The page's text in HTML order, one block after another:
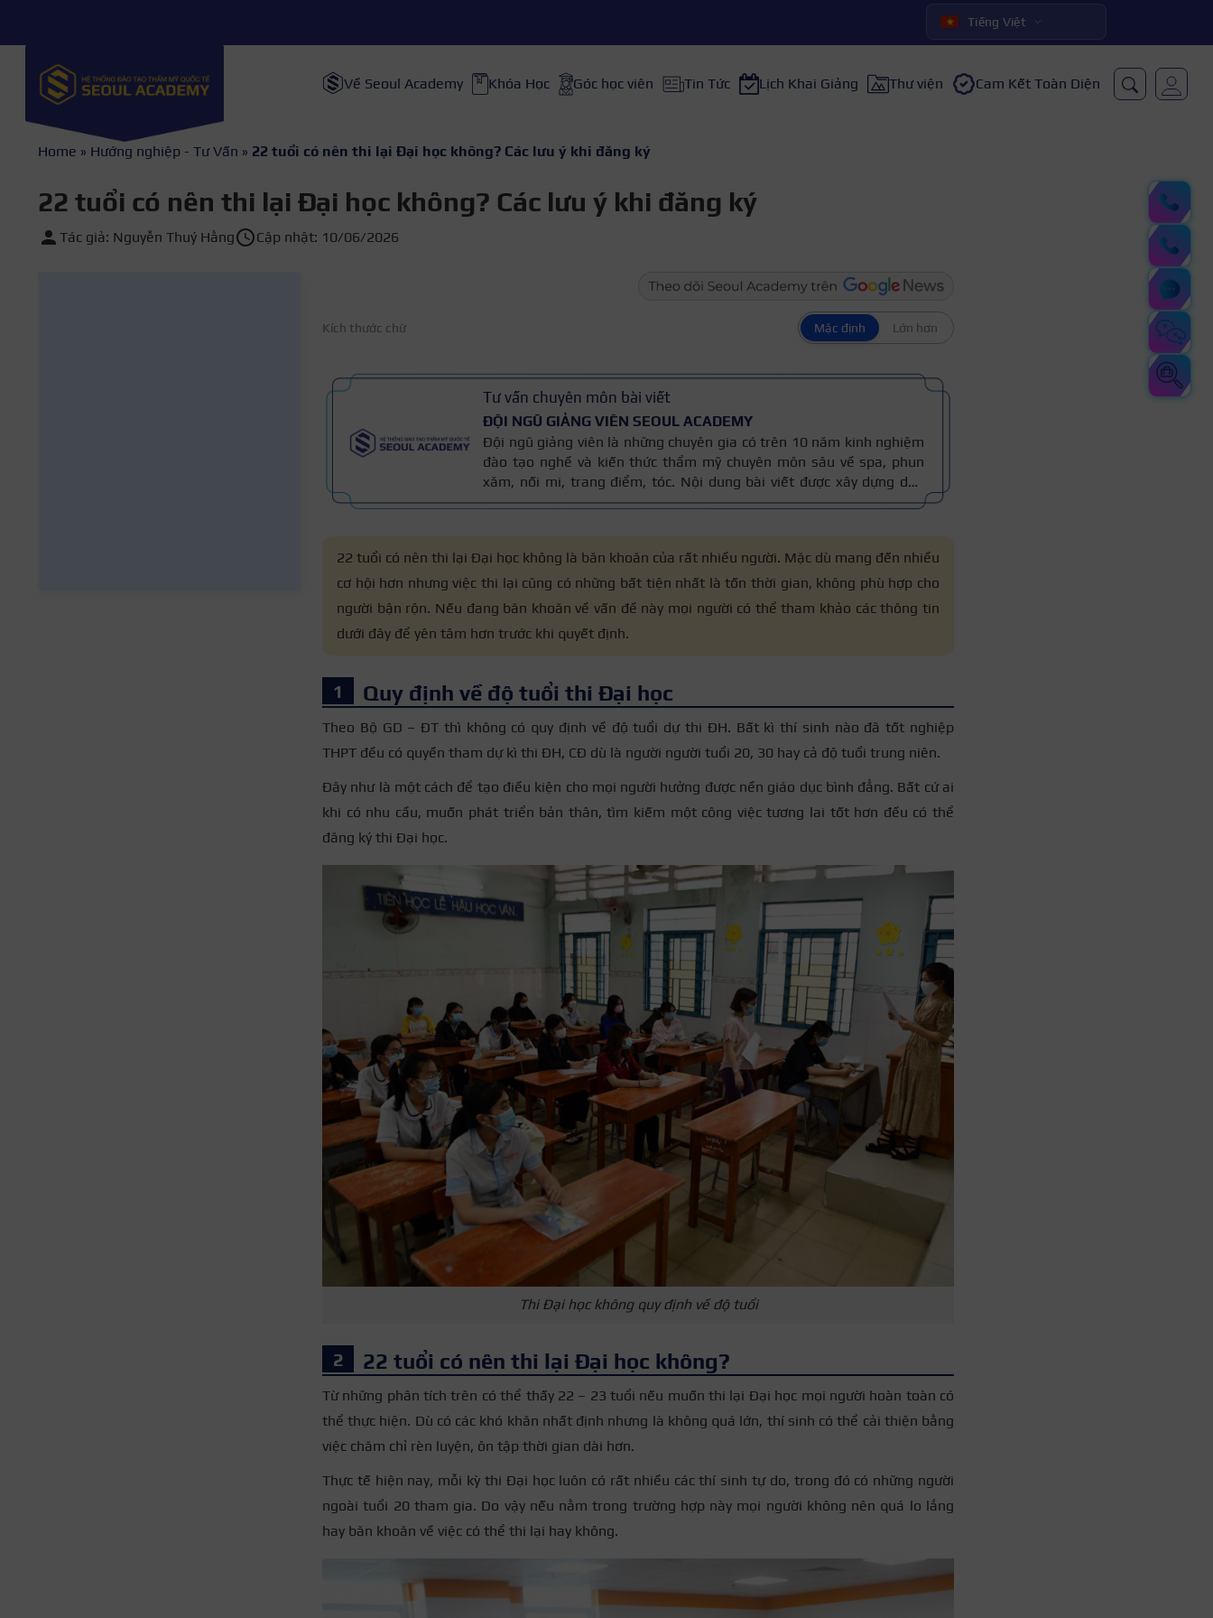
Tiếng Việt
Về Seoul Academy Khóa Học Góc học viên Tin Tức Lịch Khai Giảng Thư viện Cam Kết Toàn Diện
Home » Hướng nghiệp - Tư Vấn » 22 tuổi có nên thi lại Đại học không? Các lưu ý khi đăng ký
22 tuổi có nên thi lại Đại học không? Các lưu ý khi đăng ký
Tác giả: Nguyễn Thuý Hằng Cập nhật: 10/06/2026
Kích thước chữ Mặc định Lớn hơn
Tư vấn chuyên môn bài viết
ĐỘI NGŨ GIẢNG VIÊN SEOUL ACADEMY
Đội ngũ giảng viên là những chuyên gia có trên 10 năm kinh nghiệm
đào tạo nghề và kiến thức thẩm mỹ chuyên môn sâu về spa, phun
xăm, nối mi, trang điểm, tóc. Nội dung bài viết được xây dựng dựa
trên giáo trình đào tạo và kinh nghiệm giảng dạy thực tế, đồng thời
22 tuổi có nên thi lại Đại học không là băn khoăn của rất nhiều người. Mặc dù mang đến nhiều
cơ hội hơn nhưng việc thi lại cũng có những bất tiện nhất là tốn thời gian, không phù hợp cho
người bận rộn. Nếu đang băn khoăn về vấn đề này mọi người có thể tham khảo các thông tin
dưới đây để yên tâm hơn trước khi quyết định.
Quy định về độ tuổi thi Đại học
Theo Bộ GD – ĐT thì không có quy định về độ tuổi dự thi ĐH. Bất kì thí sinh nào đã tốt nghiệp
THPT đều có quyền tham dự kì thi ĐH, CĐ dù là người người tuổi 20, 30 hay cả độ tuổi trung niên.
Đây như là một cách để tạo điều kiện cho mọi người hưởng được nền giáo dục bình đẳng. Bất cứ ai
khi có nhu cầu, muốn phát triển bản thân, tìm kiếm một công việc tương lai tốt hơn đều có thể
đăng ký thi Đại học.
Thi Đại học không quy định về độ tuổi
22 tuổi có nên thi lại Đại học không?
Từ những phân tích trên có thể thấy 22 – 23 tuổi nếu muốn thi lại Đại học mọi người hoàn toàn có
thể thực hiện. Dù có các khó khăn nhất định nhưng là không quá lớn, thí sinh có thể cải thiện bằng
việc chăm chỉ rèn luyện, ôn tập thời gian dài hơn.
Thực tế hiện nay, mỗi kỳ thi Đại học luôn có rất nhiều các thí sinh tự do, trong đó có những người
ngoài tuổi 20 tham gia. Do vậy nếu nằm trong trường hợp này mọi người không nên quá lo lắng
hay băn khoăn về việc có thể thi lại hay không.